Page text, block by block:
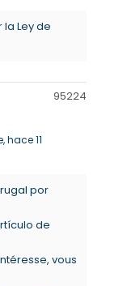
Ley de
, hace 11
95224
por
de
vous